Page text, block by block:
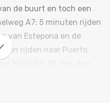
de buurt en toch een
A7: 5 minuten rijden
van Estepona en de
rijden naar Puerto